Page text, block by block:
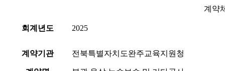
계약
회계년도 2025
계약기관 전북특별자치도완주교육지원청